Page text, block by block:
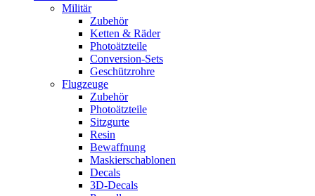
Militär
Zubehör
Ketten & Räder
Photoätzteile
Conversion-Sets
Geschützrohre
Flugzeuge
Zubehör
Photoätzteile
Sitzgurte
Resin
Bewaffnung
Maskierschablonen
Decals
3D-Decals